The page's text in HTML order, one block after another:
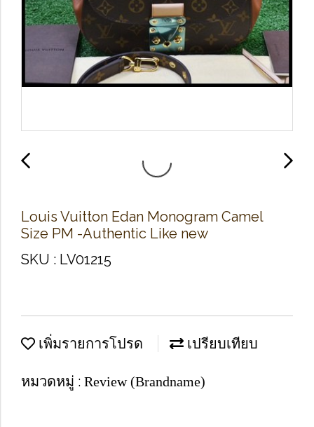
Louis Vuitton Edan Monogram Camel
Size PM -Authentic Like new
SKU : LV01215
เพิ่มรายการโปรด เปรียบเทียบ
หมวดหมู่ : Review (Brandname)